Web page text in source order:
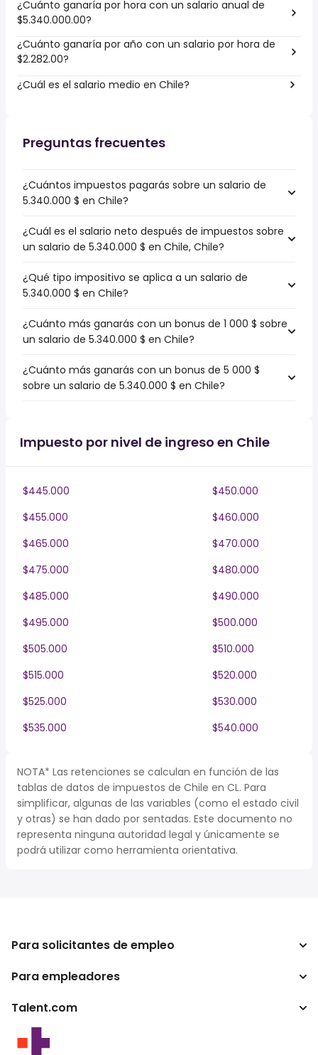
¿Cuánto ganaría por hora con un salario anual de
$5.340.000.00?
¿Cuánto ganaría por año con un salario por hora de
$2.282.00?
¿Cuál es el salario medio en Chile?
Preguntas frecuentes
¿Cuántos impuestos pagarás sobre un salario de
5.340.000 $ en Chile?
¿Cuál es el salario neto después de impuestos sobre
un salario de 5.340.000 $ en Chile, Chile?
¿Qué tipo impositivo se aplica a un salario de
5.340.000 $ en Chile?
¿Cuánto más ganarás con un bonus de 1 000 $ sobre
un salario de 5.340.000 $ en Chile?
¿Cuánto más ganarás con un bonus de 5 000 $
sobre un salario de 5.340.000 $ en Chile?
Impuesto por nivel de ingreso en Chile
$445.000
$450.000
$455.000
$460.000
$465.000
$470.000
$475.000
$480.000
$485.000
$490.000
$495.000
$500.000
$505.000
$510.000
$515.000
$520.000
$525.000
$530.000
$535.000
$540.000
NOTA* Las retenciones se calculan en función de las
tablas de datos de impuestos de Chile en CL. Para
simplificar, algunas de las variables (como el estado civil
y otras) se han dado por sentadas. Este documento no
representa ninguna autoridad legal y únicamente se
podrá utilizar como herramienta orientativa.
Para solicitantes de empleo
Buscador de trabajo
Conversor de salario
Para empleadores
Empresa
Programas para publishers
Talent.com
Otros países